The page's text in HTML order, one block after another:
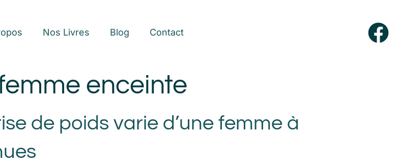
Nos Livres Blog Contact
enceinte
de poids varie d’une femme à